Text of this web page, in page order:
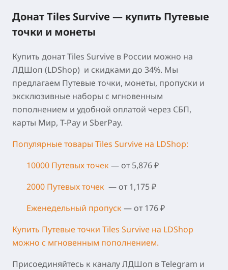
Донат Tiles Survive — купить Путевые
точки и монеты
Купить донат Tiles Survive в России можно на
ЛДШоп (LDShop) и скидками до 34%. Мы
предлагаем Путевые точки, монеты, пропуски и
эксклюзивные наборы с мгновенным
пополнением и удобной оплатой через СБП,
карты Мир, T-Pay и SberPay.
Популярные товары Tiles Survive на LDShop:
10000 Путевых точек — от 5,876 ₽
2000 Путевых точек — от 1,175 ₽
Еженедельный пропуск — от 176 ₽
Купить Путевые точки Tiles Survive на LDShop
можно с мгновенным пополнением.
Присоединяйтесь к каналу ЛДШоп в Telegram и